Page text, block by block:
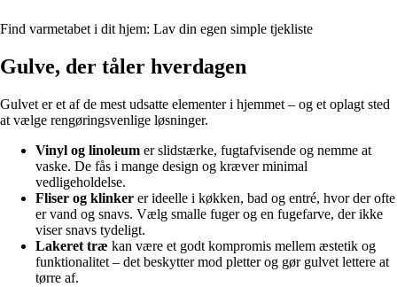
Find varmetabet i dit hjem: Lav din egen simple tjekliste
Gulve, der tåler hverdagen
Gulvet er et af de mest udsatte elementer i hjemmet – og et oplagt sted
at vælge rengøringsvenlige løsninger.
Vinyl og linoleum er slidstærke, fugtafvisende og nemme at
vaske. De fås i mange design og kræver minimal
vedligeholdelse.
Fliser og klinker er ideelle i køkken, bad og entré, hvor der ofte
er vand og snavs. Vælg smalle fuger og en fugefarve, der ikke
viser snavs tydeligt.
Lakeret træ kan være et godt kompromis mellem æstetik og
funktionalitet – det beskytter mod pletter og gør gulvet lettere at
tørre af.